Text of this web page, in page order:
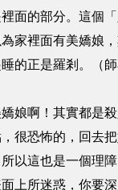
面的部分。這個
家裡面有美嬌娘
的正是羅剎。（師
啊！其實都是殺
很恐怖的，回去
以這也是一個理
上所迷惑，你要